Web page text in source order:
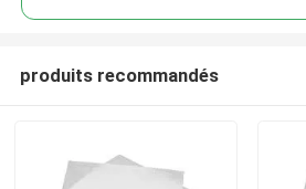
SOUMETTRE
produits recommandés